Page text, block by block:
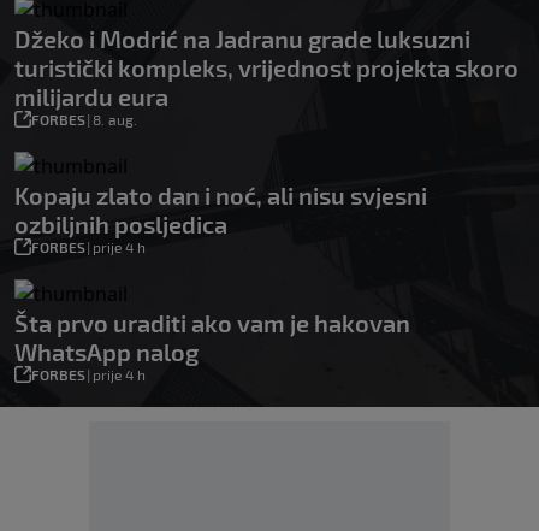
Džeko i Modrić na Jadranu grade luksuzni
turistički kompleks, vrijednost projekta skoro
milijardu eura
FORBES| 8. aug.
Kopaju zlato dan i noć, ali nisu svjesni
ozbiljnih posljedica
FORBES| prije 4 h
Šta prvo uraditi ako vam je hakovan
WhatsApp nalog
FORBES| prije 4 h